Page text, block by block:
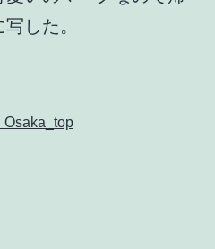
した。
Osaka_top